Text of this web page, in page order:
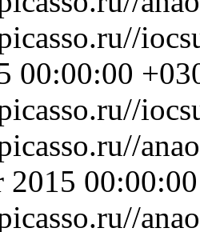
00:00:00
2015